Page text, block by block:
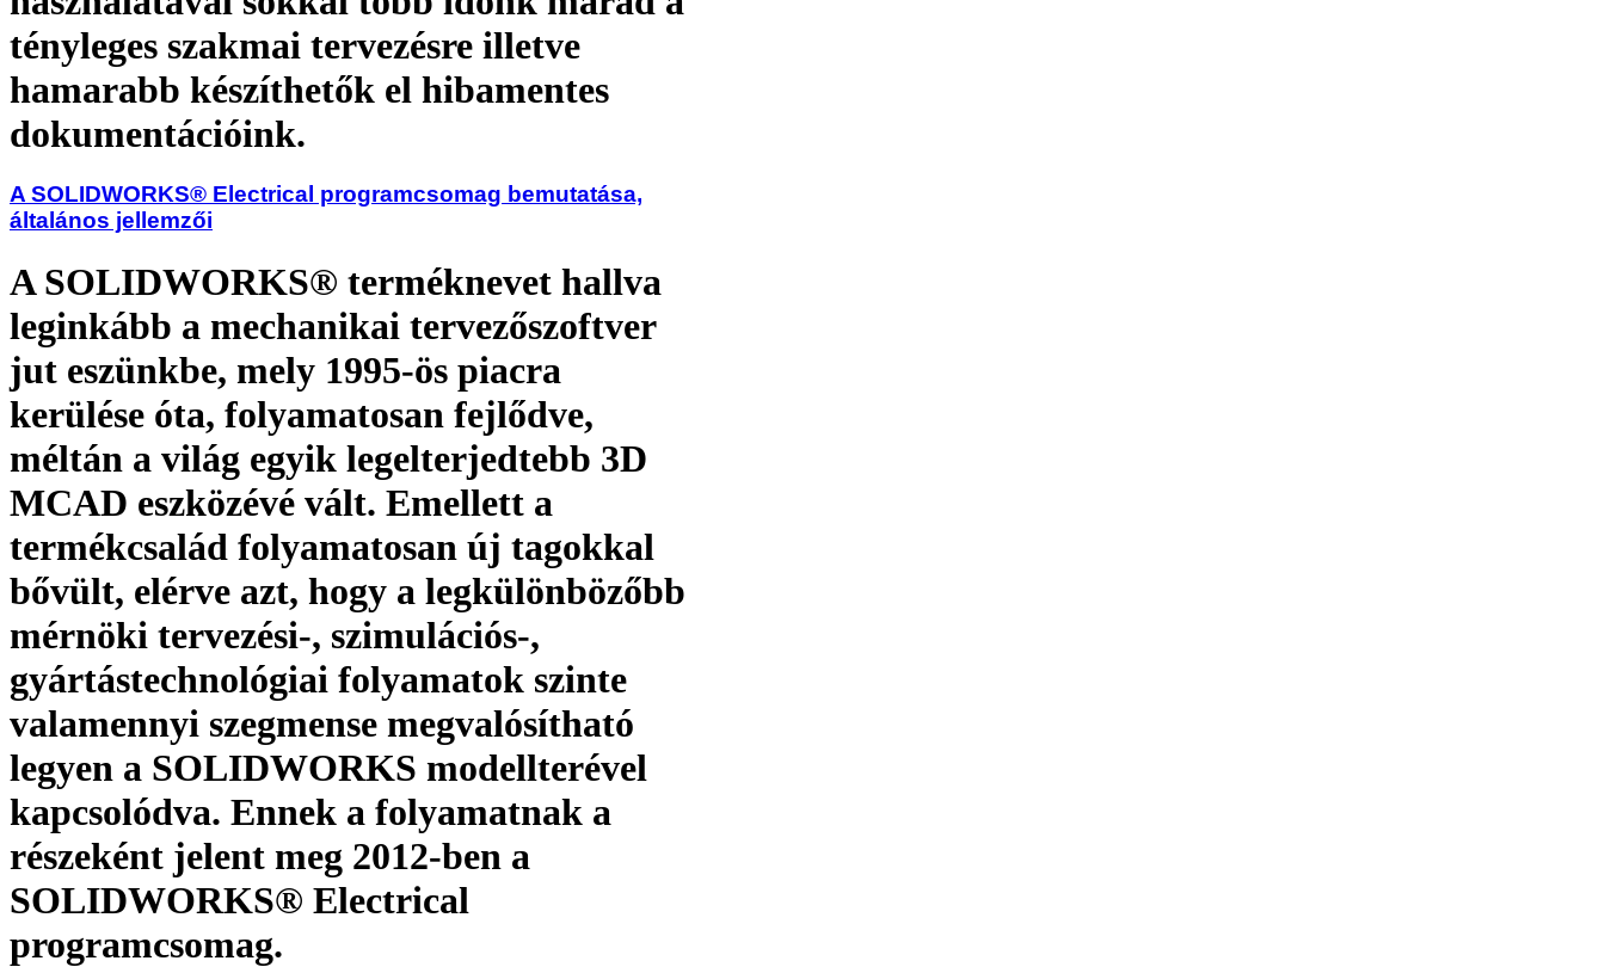
tényleges szakmai tervezésre illetve
hamarabb készíthetők el hibamentes
dokumentációink.
A SOLIDWORKS® Electrical programcsomag bemutatása,
általános jellemzői
A SOLIDWORKS® terméknevet hallva
leginkább a mechanikai tervezőszoftver
jut eszünkbe, mely 1995-ös piacra
kerülése óta, folyamatosan fejlődve,
méltán a világ egyik legelterjedtebb 3D
MCAD eszközévé vált. Emellett a
termékcsalád folyamatosan új tagokkal
bővült, elérve azt, hogy a legkülönbözőbb
mérnöki tervezési-, szimulációs-,
gyártástechnológiai folyamatok szinte
valamennyi szegmense megvalósítható
legyen a SOLIDWORKS modellterével
kapcsolódva. Ennek a folyamatnak a
részeként jelent meg 2012-ben a
SOLIDWORKS® Electrical
programcsomag.